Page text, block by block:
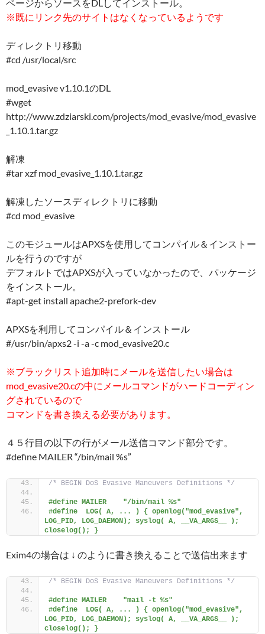
ページからソースをDLしてインストール。
※既にリンク先のサイトはなくなっているようです
ディレクトリ移動
#cd /usr/local/src
mod_evasive v1.10.1のDL
#wget
http://www.zdziarski.com/projects/mod_evasive/mod_evasive
_1.10.1.tar.gz
解凍
#tar xzf mod_evasive_1.10.1.tar.gz
解凍したソースディレクトリに移動
#cd mod_evasive
このモジュールはAPXSを使用してコンパイル＆インストー
ルを行うのですが
デフォルトではAPXSが入っていなかったので、パッケージ
をインストール。
#apt-get install apache2-prefork-dev
APXSを利用してコンパイル＆インストール
#/usr/bin/apxs2 -i -a -c mod_evasive20.c
※ブラックリスト追加時にメールを送信したい場合は
mod_evasive20.cの中にメールコマンドがハードコーディン
グされているので
コマンドを書き換える必要があります。
４５行目の以下の行がメール送信コマンド部分です。
#define MAILER “/bin/mail %s”
/* BEGIN DoS Evasive Maneuvers Definitions */
#define MAILER    "/bin/mail %s"
#define  LOG( A, ... ) { openlog("mod_evasive",
LOG_PID, LOG_DAEMON); syslog( A, __VA_ARGS__ );
closelog(); }
Exim4の場合は ↓ のように書き換えることで送信出来ます
/* BEGIN DoS Evasive Maneuvers Definitions */
#define MAILER    "mail -t %s"
#define  LOG( A, ... ) { openlog("mod_evasive",
LOG_PID, LOG_DAEMON); syslog( A, __VA_ARGS__ );
closelog(); }